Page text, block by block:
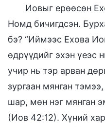
Иовыг ерөөсөн
Номд бичигдсэн.
бэ? “Иймээс Ехова
өдрүүдийг эхэн үеэс
учир нь тэр арван
зургаан мянган
шар, мөн нэг мянган
(Иов 42:12). Хүний